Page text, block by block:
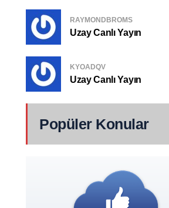
RAYMONDBROMS
Uzay Canlı Yayın
KYOADQV
Uzay Canlı Yayın
Popüler Konular